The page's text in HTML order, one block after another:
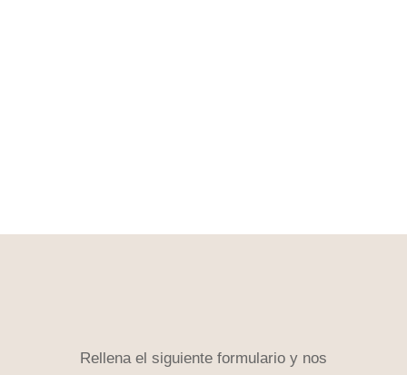
Rellena el siguiente formulario y nos